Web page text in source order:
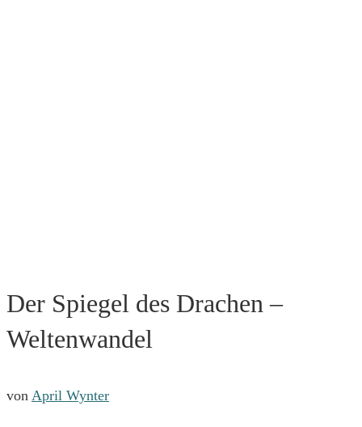
Der Spiegel des Drachen –
Weltenwandel
von April Wynter